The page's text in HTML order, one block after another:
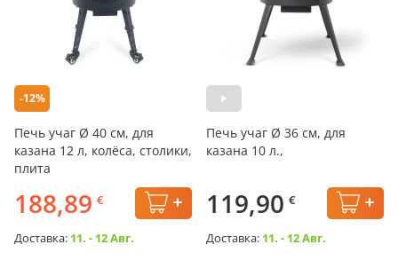
-12%
Печь учаг Ø 40 см, для
казана 12 л, колёса, столики,
плита
188,89 €
Доставка: 11. - 12 Авг.
Печь учаг Ø 36 см, для
казана 10 л.,
119,90 €
Доставка: 11. - 12 Авг.